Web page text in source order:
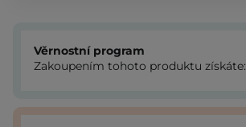
Věrnostní program
Zakoupením tohoto produktu získáte: